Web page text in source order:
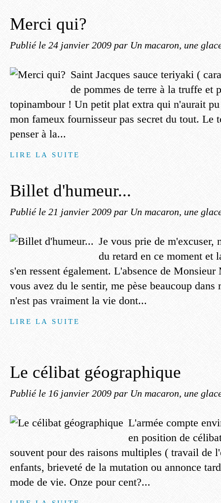
Merci qui?
Publié le 24 janvier 2009 par Un macaron, une
Saint Jacques sauce teriyaki (
de pommes de terre à la truffe et
topinambour ! Un petit plat extra qui n'aurait pu
mon fameux fournisseur pas secret du tout. Le
penser à la...
LIRE LA SUITE
Billet d'humeur...
Publié le 21 janvier 2009 par Un macaron, une
Je vous prie de m'excuser,
du retard en ce moment et
s'en ressent également. L'absence de
vous avez du le sentir, me pèse beaucoup
n'est pas vraiment la vie dont...
LIRE LA SUITE
Le célibat géographique
Publié le 16 janvier 2009 par Un macaron, une
L'armée compte
en position de
souvent pour des raisons multiples ( travail de
enfants, brieveté de la mutation ou annonce
mode de vie. Onze pour cent?...